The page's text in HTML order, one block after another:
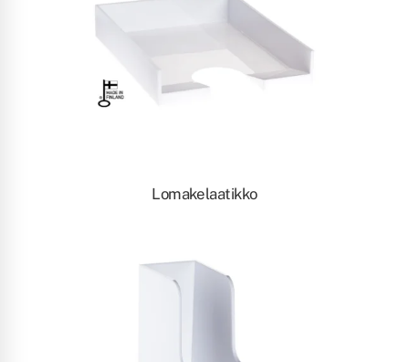
Lomakelaatikko